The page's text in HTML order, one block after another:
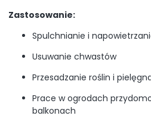
Zastosowanie:
Spulchnianie i
Usuwanie chwastów
Przesadzanie roślin i
Prace w ogrodach
balkonach